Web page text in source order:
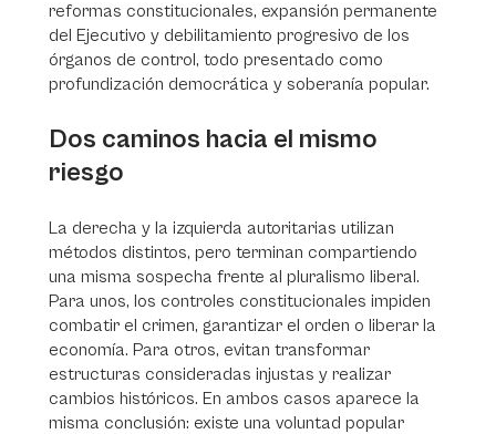
reformas constitucionales, expansión permanente
del Ejecutivo y debilitamiento progresivo de los
órganos de control, todo presentado como
profundización democrática y soberanía popular.
Dos caminos hacia el mismo
riesgo
La derecha y la izquierda autoritarias utilizan
métodos distintos, pero terminan compartiendo
una misma sospecha frente al pluralismo liberal.
Para unos, los controles constitucionales impiden
combatir el crimen, garantizar el orden o liberar la
economía. Para otros, evitan transformar
estructuras consideradas injustas y realizar
cambios históricos. En ambos casos aparece la
misma conclusión: existe una voluntad popular